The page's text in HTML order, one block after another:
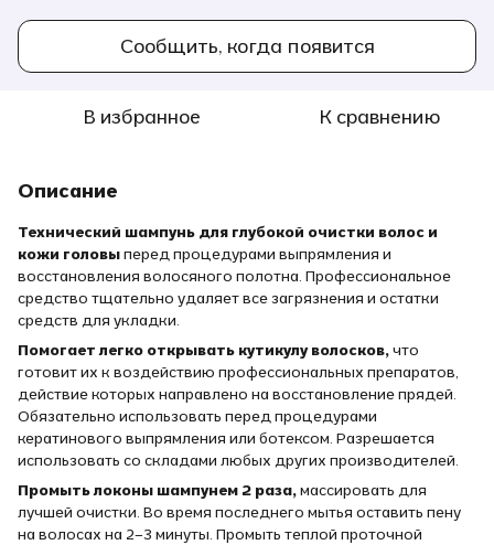
Сообщить, когда появится
В избранное К сравнению
Описание
Технический шампунь для глубокой очистки волос и
кожи головыперед процедурами выпрямления и
восстановления волосяного полотна. Профессиональное
средство тщательно удаляет все загрязнения и остатки
средств для укладки.
Помогает легко открывать кутикулу волосков,что
готовит их к воздействию профессиональных препаратов,
действие которых направлено на восстановление прядей.
Обязательно использовать перед процедурами
кератинового выпрямления или ботексом. Разрешается
использовать со складами любых других производителей.
Промыть локоны шампунем 2 раза,массировать для
лучшей очистки. Во время последнего мытья оставить пену
на волосах на 2–3 минуты. Промыть теплой проточной